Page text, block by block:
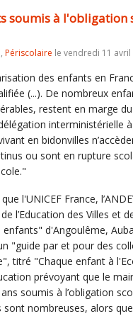
soumis à
, Périscolaire le vendredi 11 avril
des enfants en
(...). De nombreux
restent en marge
interministérielle à
en bidonvilles
ou sont en rupture
l'UNICEF France,
l’Education des Villes et
d'Angoulême,
"guide par et pour des
titré "Chaque enfant à
prévoyant que le
soumis à l’obligation
nombreuses, alors